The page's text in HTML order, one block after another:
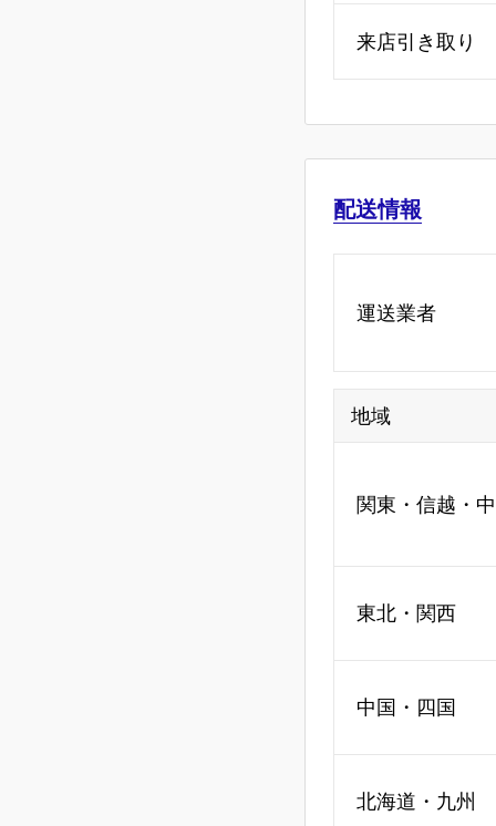
来店引き取り
配送情報
運送業者
地域
関東・信越・
東北・関西
中国・四国
北海道・九州